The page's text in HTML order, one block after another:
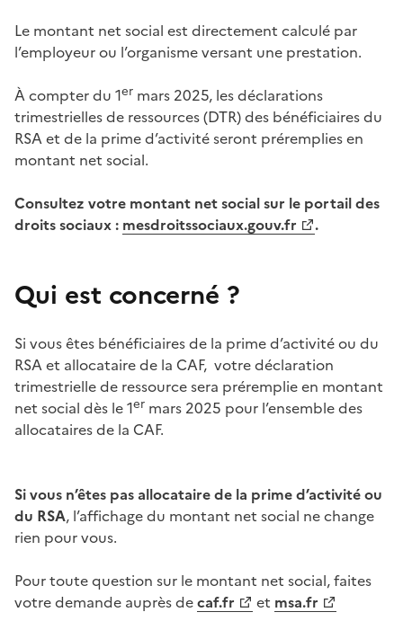
Le montant net social est directement calculé par
l’employeur ou l’organisme versant une prestation.
À compter du 1er mars 2025, les déclarations
trimestrielles de ressources (DTR) des bénéficiaires du
RSA et de la prime d’activité seront préremplies en
montant net social.
Consultez votre montant net social sur le portail des
droits sociaux : mesdroitssociaux.gouv.fr .
Qui est concerné ?
Si vous êtes bénéficiaires de la prime d’activité ou du
RSA et allocataire de la CAF, votre déclaration
trimestrielle de ressource sera préremplie en montant
net social dès le 1er mars 2025 pour l’ensemble des
allocataires de la CAF.
Si vous n’êtes pas allocataire de la prime d’activité ou
du RSA, l’affichage du montant net social ne change
rien pour vous.
Pour toute question sur le montant net social, faites
votre demande auprès decaf.fr et msa.fr